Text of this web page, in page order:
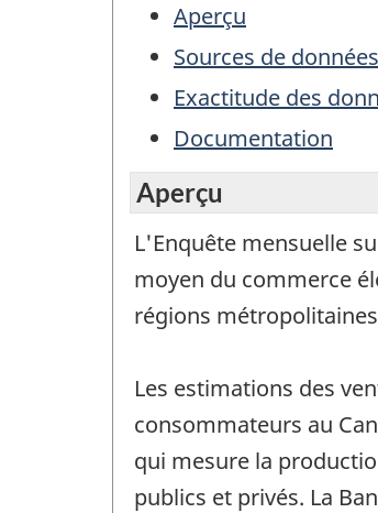
Aperçu
Sources de
Exactitude des
Documentation
Aperçu
L'Enquête mensuelle
moyen du commerce
régions
Les estimations des
consommateurs au
qui mesure la
publics et privés. La